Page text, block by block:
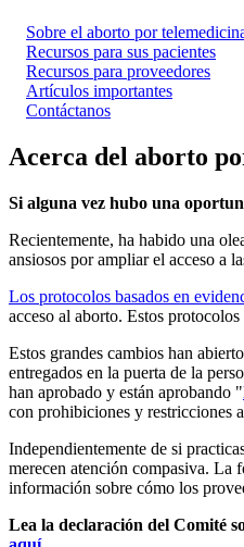
Sobre el aborto por
Recursos para sus pacientes
Recursos para proveedores
Artículos importantes
Contáctanos
Acerca del aborto
Si alguna vez hubo una
Recientemente, ha habido una
ansiosos por ampliar el acceso a
Los protocolos basados en
acceso al aborto. Estos
Estos grandes cambios han
entregados en la puerta de la
han aprobado y están aprobando "
con prohibiciones y restricciones
Independientemente de si
merecen atención compasiva. La
información sobre cómo los
Lea la declaración del Comité